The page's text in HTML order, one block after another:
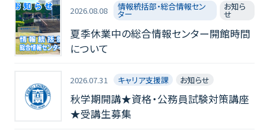
2026.08.08 情報統括部・総合情報セン
ター
お知ら
せ
夏季休業中の総合情報センター開館時間
について
2026.07.31 キャリア支援課 お知らせ
秋学期開講★資格・公務員試験対策講座
★受講生募集